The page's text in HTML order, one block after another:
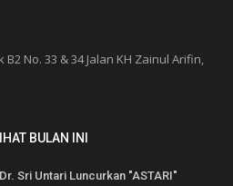
No. 33 & 34 Jalan KH Zainul Arifin,
BULAN INI
Sri Untari Luncurkan "ASTARI"